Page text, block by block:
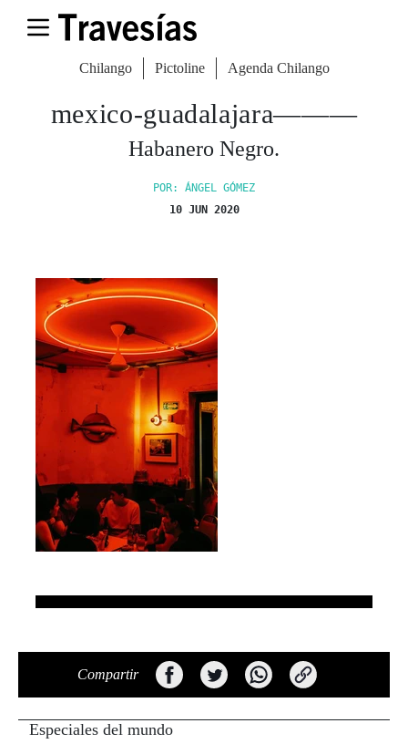
Chilango Pictoline Agenda Chilango
mexico-guadalajara———
Habanero Negro.
POR: ÁNGEL GÓMEZ
10 JUN 2020
Compartir
Especiales del mundo